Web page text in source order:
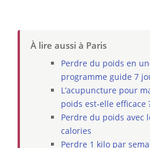
À lire aussi à Paris
Perdre du poids en
programme guide 7
L’acupuncture pour
poids est-elle efficace
Perdre du poids avec
calories
Perdre 1 kilo par